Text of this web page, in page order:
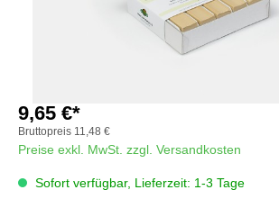
9,65 €*
Bruttopreis 11,48 €
Preise exkl. MwSt. zzgl. Versandkosten
Sofort verfügbar, Lieferzeit: 1-3 Tage